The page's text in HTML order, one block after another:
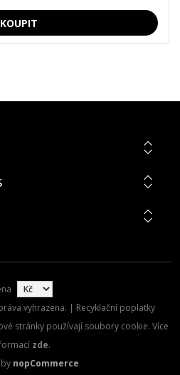
vyhrazena. | Recyklační poplatky
stránky používají soubory cookie. Více
zde.
nopCommerce